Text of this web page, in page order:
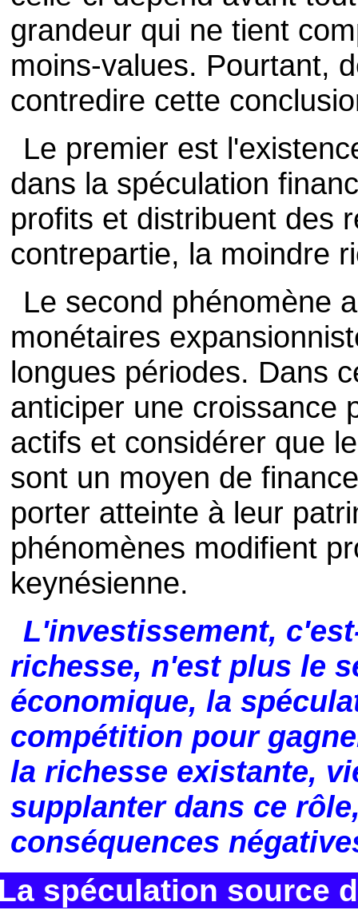
grandeur qui ne tient
moins-values. Pourtant,
contredire cette
Le premier est
dans la spéculation
profits et distribuent des
contrepartie, la moindre
Le second phénomène
monétaires
longues périodes. Dans
anticiper une croissance
actifs et considérer que
sont un moyen de
porter atteinte à leur
phénomènes modifient
keynésienne.
L'investissement,
richesse, n'est plus le
économique, la
compétition pour
la richesse existante,
supplanter dans ce
conséquences
spéculation source